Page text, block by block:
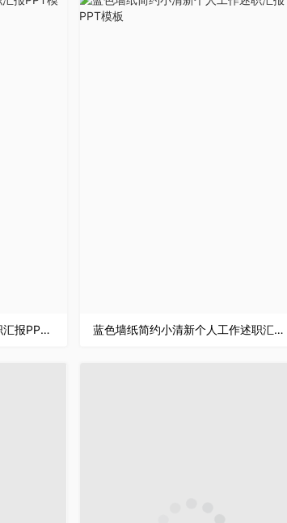
2.5D创意设计扁平化简约述职汇报PPT模板 蓝色墙纸简约小清新个人工作述职汇报PPT模板